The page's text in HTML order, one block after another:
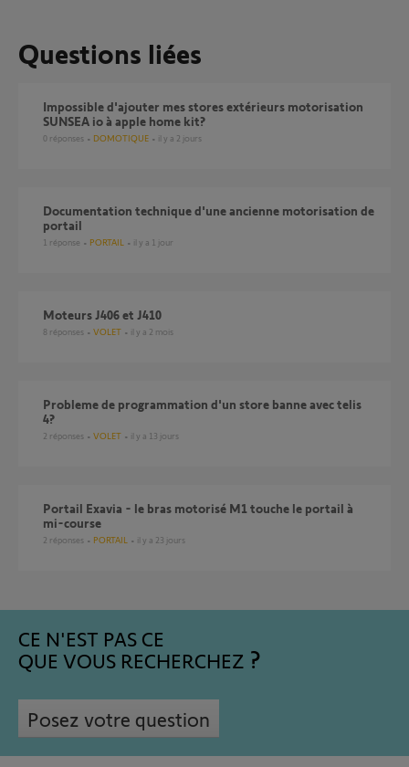
Questions liées
Impossible d'ajouter mes stores extérieurs motorisation
SUNSEA io à apple home kit?
0 réponses DOMOTIQUE il y a 2 jours
Documentation technique d'une ancienne motorisation de
portail
1 réponse PORTAIL il y a 1 jour
Moteurs J406 et J410
8 réponses VOLET il y a 2 mois
probleme de programmation d'un store banne avec telis
4?
2 réponses VOLET il y a 13 jours
Portail Exavia - le bras motorisé M1 touche le portail à
mi-course
2 réponses PORTAIL il y a 23 jours
CE N'EST PAS CE
QUE VOUS RECHERCHEZ
Posez votre question